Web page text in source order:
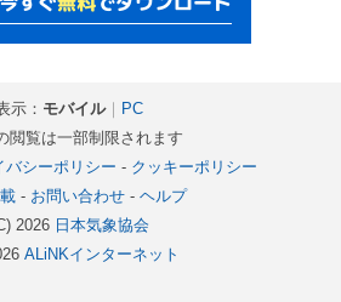
示： モバイル｜ PC
閲覧は一部制限されます
バシーポリシー - クッキーポリシー
- お問い合わせ- ヘルプ
2026 日本気象協会
ALiNKインターネット